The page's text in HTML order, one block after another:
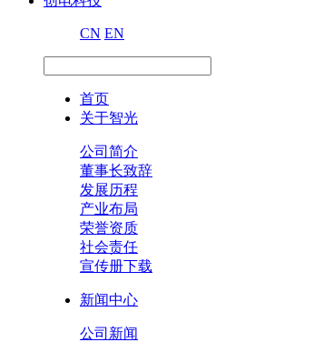
CN EN
首页
关于智光
公司简介
董事长致辞
发展历程
产业布局
荣誉资质
社会责任
宣传册下载
新闻中心
公司新闻